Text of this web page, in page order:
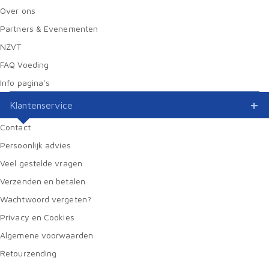
Over ons
Partners & Evenementen
NZVT
FAQ Voeding
Info pagina’s
Klantenservice
Contact
Persoonlijk advies
Veel gestelde vragen
Verzenden en betalen
Wachtwoord vergeten?
Privacy en Cookies
Algemene voorwaarden
Retourzending